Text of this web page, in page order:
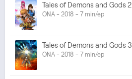
Tales of Demons and Gods 2
ONA - 2018 - 7 min/ep
Tales of Demons and Gods 3
ONA - 2018 - 7 min/ep